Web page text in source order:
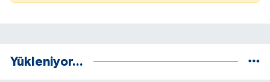
Yükleniyor...